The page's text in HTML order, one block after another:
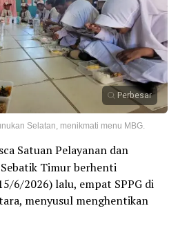
Perbesar
Selatan, menikmati menu MBG.
Satuan Pelayanan dan
Sebatik Timur berhenti
6/2026) lalu, empat SPPG di
menyusul menghentikan